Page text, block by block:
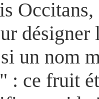
désigner
un nom
: ce fruit